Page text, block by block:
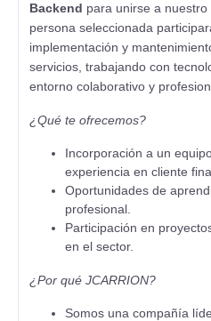
Backend para unirse a
persona seleccionada
implementación y
servicios, trabajando con
entorno colaborativo y
¿Qué te ofrecemos?
Incorporación a un
experiencia en cliente
Oportunidades de
profesional.
Participación en
en el sector.
¿Por qué JCARRION?
Somos una compañía